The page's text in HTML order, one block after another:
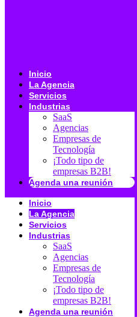
Inicio
La Agencia
Servicios
Industrias
SaaS
Agencias
Empresas de
Tecnología
¡Todo tipo de
empresas B2B!
Agenda una reunión
Inicio
La Agencia
Servicios
Industrias
SaaS
Agencias
Empresas de
Tecnología
¡Todo tipo de
empresas B2B!
Agenda una reunión